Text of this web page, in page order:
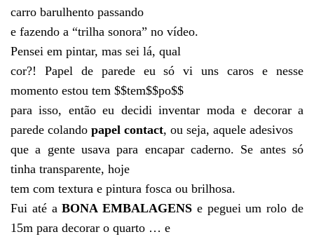
carro barulhento passando
e fazendo a “trilha sonora” no vídeo.
Pensei em pintar, mas sei lá, qual
cor?! Papel de parede eu só vi uns caros e nesse
momento estou tem $$tem$$po$$
para isso, então eu decidi inventar moda e decorar a
parede colando papel contact, ou seja, aquele adesivos
que a gente usava para encapar caderno. Se antes só
tinha transparente, hoje
tem com textura e pintura fosca ou brilhosa.
Fui até aBONA EMBALAGENS e peguei um rolo de
15m para decorar o quarto … e